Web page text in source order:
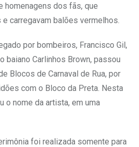
homenagens dos fãs, que
carregavam balões vermelhos.
por bombeiros, Francisco Gil,
baiano Carlinhos Brown, passou
Blocos de Carnaval de Rua, por
com o Bloco da Preta. Nesta
o nome da artista, em uma
foi realizada somente para